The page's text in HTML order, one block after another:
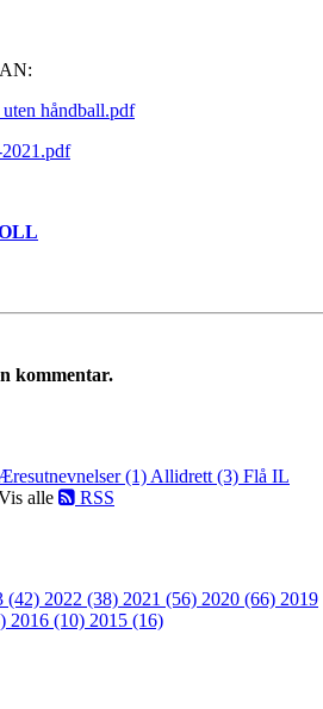
håndball.pdf
kommentar.
(1) Allidrett (3) Flå IL
alle RSS
(42) 2022 (38) 2021 (56) 2020 (66) 2019
2016 (10) 2015 (16)